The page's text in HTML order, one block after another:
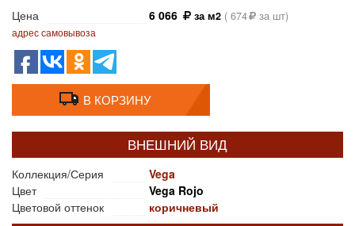
Цена
6 066 за м2 ( 674 за шт)
адрес самовывоза
В КОРЗИНУ
ВНЕШНИЙ ВИД
Коллекция/Серия
Vega
Цвет
Vega Rojo
Цветовой оттенок
коричневый